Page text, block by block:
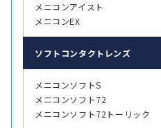
メニコンアイスト
メニコンEX
ソフト コンタクトレンズ
メニコンソフトS
メニコンソフト72
メニコンソフト72トーリック